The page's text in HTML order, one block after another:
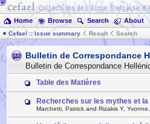
Home Browse Search About
Cefael :: Issue summary Result Search
Bulletin de Correspondance
Bulletin de Correspondance
Table des Matières
Recherches sur les mythes et
Marchetti, Patrick and Rizakis Y,